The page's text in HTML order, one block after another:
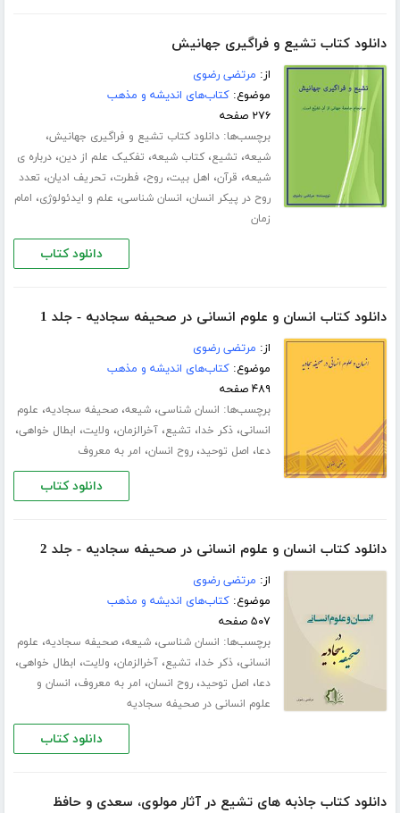
دانلود کتاب تشیع و فراگیری جهانیش
از: مرتضی رضوی
موضوع:کتاب‌های اندیشه و مذهب
۲۷۶ صفحه
برچسب‌ها:دانلود کتاب تشیع و فراگیری جهانیش،
شیعه، تشیع،کتاب شیعه، تفکیک علم از دین،درباره ی
شیعه، قرآن، اهل بیت،روح، فطرت، تحریف ادیان، تعدد
روح در پیکر انسان، انسان شناسی، علم و ایدئولوژی، امام
زمان
دانلود کتاب
دانلود کتاب انسان و علوم انسانی در صحیفه سجادیه - جلد 1
از: مرتضی رضوی
موضوع:کتاب‌های اندیشه و مذهب
۴۸۹ صفحه
برچسب‌ها: انسان شناسی،شیعه،صحیفه سجادیه، علوم
انسانی،ذکر خدا، تشیع،آخرالزمان، ولایت، ابطال خواهی،
دعا، اصل توحید،روح انسان، امر به معروف
دانلود کتاب
دانلود کتاب انسان و علوم انسانی در صحیفه سجادیه - جلد 2
از: مرتضی رضوی
موضوع:کتاب‌های اندیشه و مذهب
۵۰۷ صفحه
برچسب‌ها: انسان شناسی،شیعه،صحیفه سجادیه، علوم
انسانی،ذکر خدا، تشیع،آخرالزمان، ولایت، ابطال خواهی،
دعا، اصل توحید،روح انسان، امر به معروف، انسان و
علوم انسانی در صحیفه سجادیه
دانلود کتاب
دانلود کتاب جاذبه های تشیع در آثار مولوی، سعدی و حافظ